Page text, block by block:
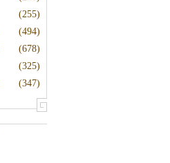
(255)
(494)
(678)
(325)
(347)